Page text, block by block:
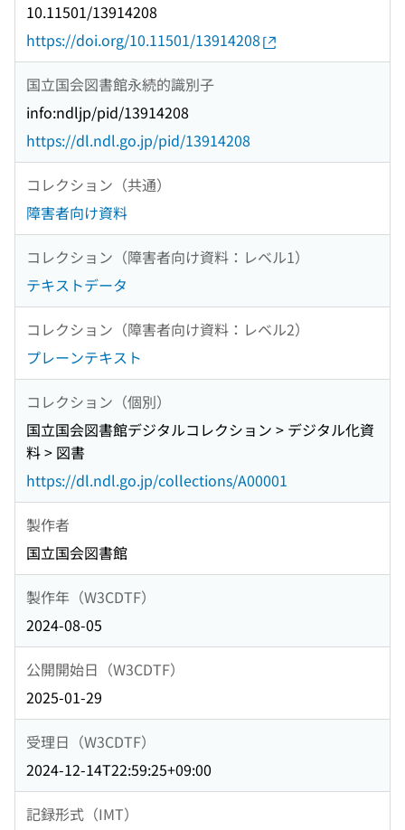
10.11501/13914208
https://doi.org/10.11501/13914208
国立国会図書館永続的識別子
info:ndljp/pid/13914208
https://dl.ndl.go.jp/pid/13914208
コレクション（共通）
障害者向け資料
コレクション（障害者向け資料：レベル1）
テキストデータ
コレクション（障害者向け資料：レベル2）
プレーンテキスト
コレクション（個別）
国立国会図書館デジタルコレクション > デジタル化資
料 > 図書
https://dl.ndl.go.jp/collections/A00001
製作者
国立国会図書館
製作年（W3CDTF）
2024-08-05
公開開始日（W3CDTF）
2025-01-29
受理日（W3CDTF）
2024-12-14T22:59:25+09:00
記録形式（IMT）